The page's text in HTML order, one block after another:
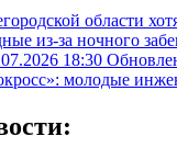
области
из-за ночного
18:30
молодые